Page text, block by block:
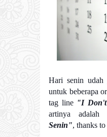
Hari senin udah
untuk beberapa
tag line "I
artinya adalah
Senin", thanks